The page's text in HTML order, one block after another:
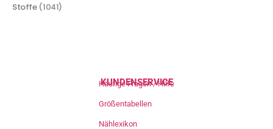
Stoffe (1041)
KUNDENSERVICE
Häufige Fragen / Hilfe
Größentabellen
Nählexikon